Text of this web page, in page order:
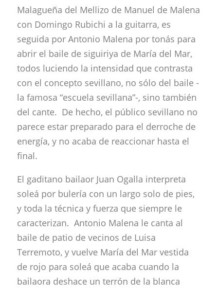
Malagueña del Mellizo de Manuel de Malena
con Domingo Rubichi a la guitarra, es
seguida por Antonio Malena por tonás para
abrir el baile de siguiriya de María del Mar,
todos luciendo la intensidad que contrasta
con el concepto sevillano, no sólo del baile -
la famosa “escuela sevillana”-, sino también
del cante. De hecho, el público sevillano no
parece estar preparado para el derroche de
energía, y no acaba de reaccionar hasta el
final.
El gaditano bailaor Juan Ogalla interpreta
soleá por bulería con un largo solo de pies,
y toda la técnica y fuerza que siempre le
caracterizan. Antonio Malena le canta al
baile de patio de vecinos de Luisa
Terremoto, y vuelve María del Mar vestida
de rojo para soleá que acaba cuando la
bailaora deshace un terrón de la blanca